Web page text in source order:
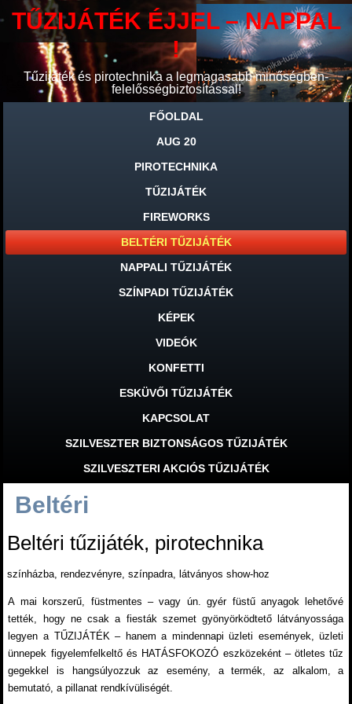
TŰZIJÁTÉK ÉJJEL – NAPPAL
!
Tűzijáték és pirotechnika a legmagasabb minőségben-
felelősségbiztosítással!
FŐOLDAL
AUG 20
PIROTECHNIKA
TŰZIJÁTÉK
FIREWORKS
BELTÉRI TŰZIJÁTÉK
NAPPALI TŰZIJÁTÉK
SZÍNPADI TŰZIJÁTÉK
KÉPEK
VIDEÓK
KONFETTI
ESKÜVŐI TŰZIJÁTÉK
KAPCSOLAT
SZILVESZTER BIZTONSÁGOS TŰZIJÁTÉK
SZILVESZTERI AKCIÓS TŰZIJÁTÉK
Beltéri
Beltéri tűzijáték, pirotechnika
színházba, rendezvényre, színpadra, látványos show-hoz
A mai korszerű, füstmentes – vagy ún. gyér füstű anyagok lehetővé
tették, hogy ne csak a fiesták szemet gyönyörködtető látványossága
legyen a TŰZIJÁTÉK – hanem a mindennapi üzleti események, üzleti
ünnepek figyelemfelkeltő és HATÁSFOKOZÓ eszközeként – ötletes tűz
gegekkel is hangsúlyozzuk az esemény, a termék, az alkalom, a
bemutató, a pillanat rendkívüliségét.